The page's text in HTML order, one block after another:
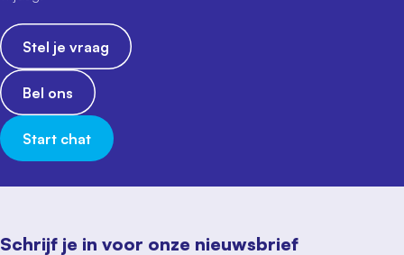
Schrijf je in voor onze nieuwsbrief
Stel je vraag
Bel ons
Start chat